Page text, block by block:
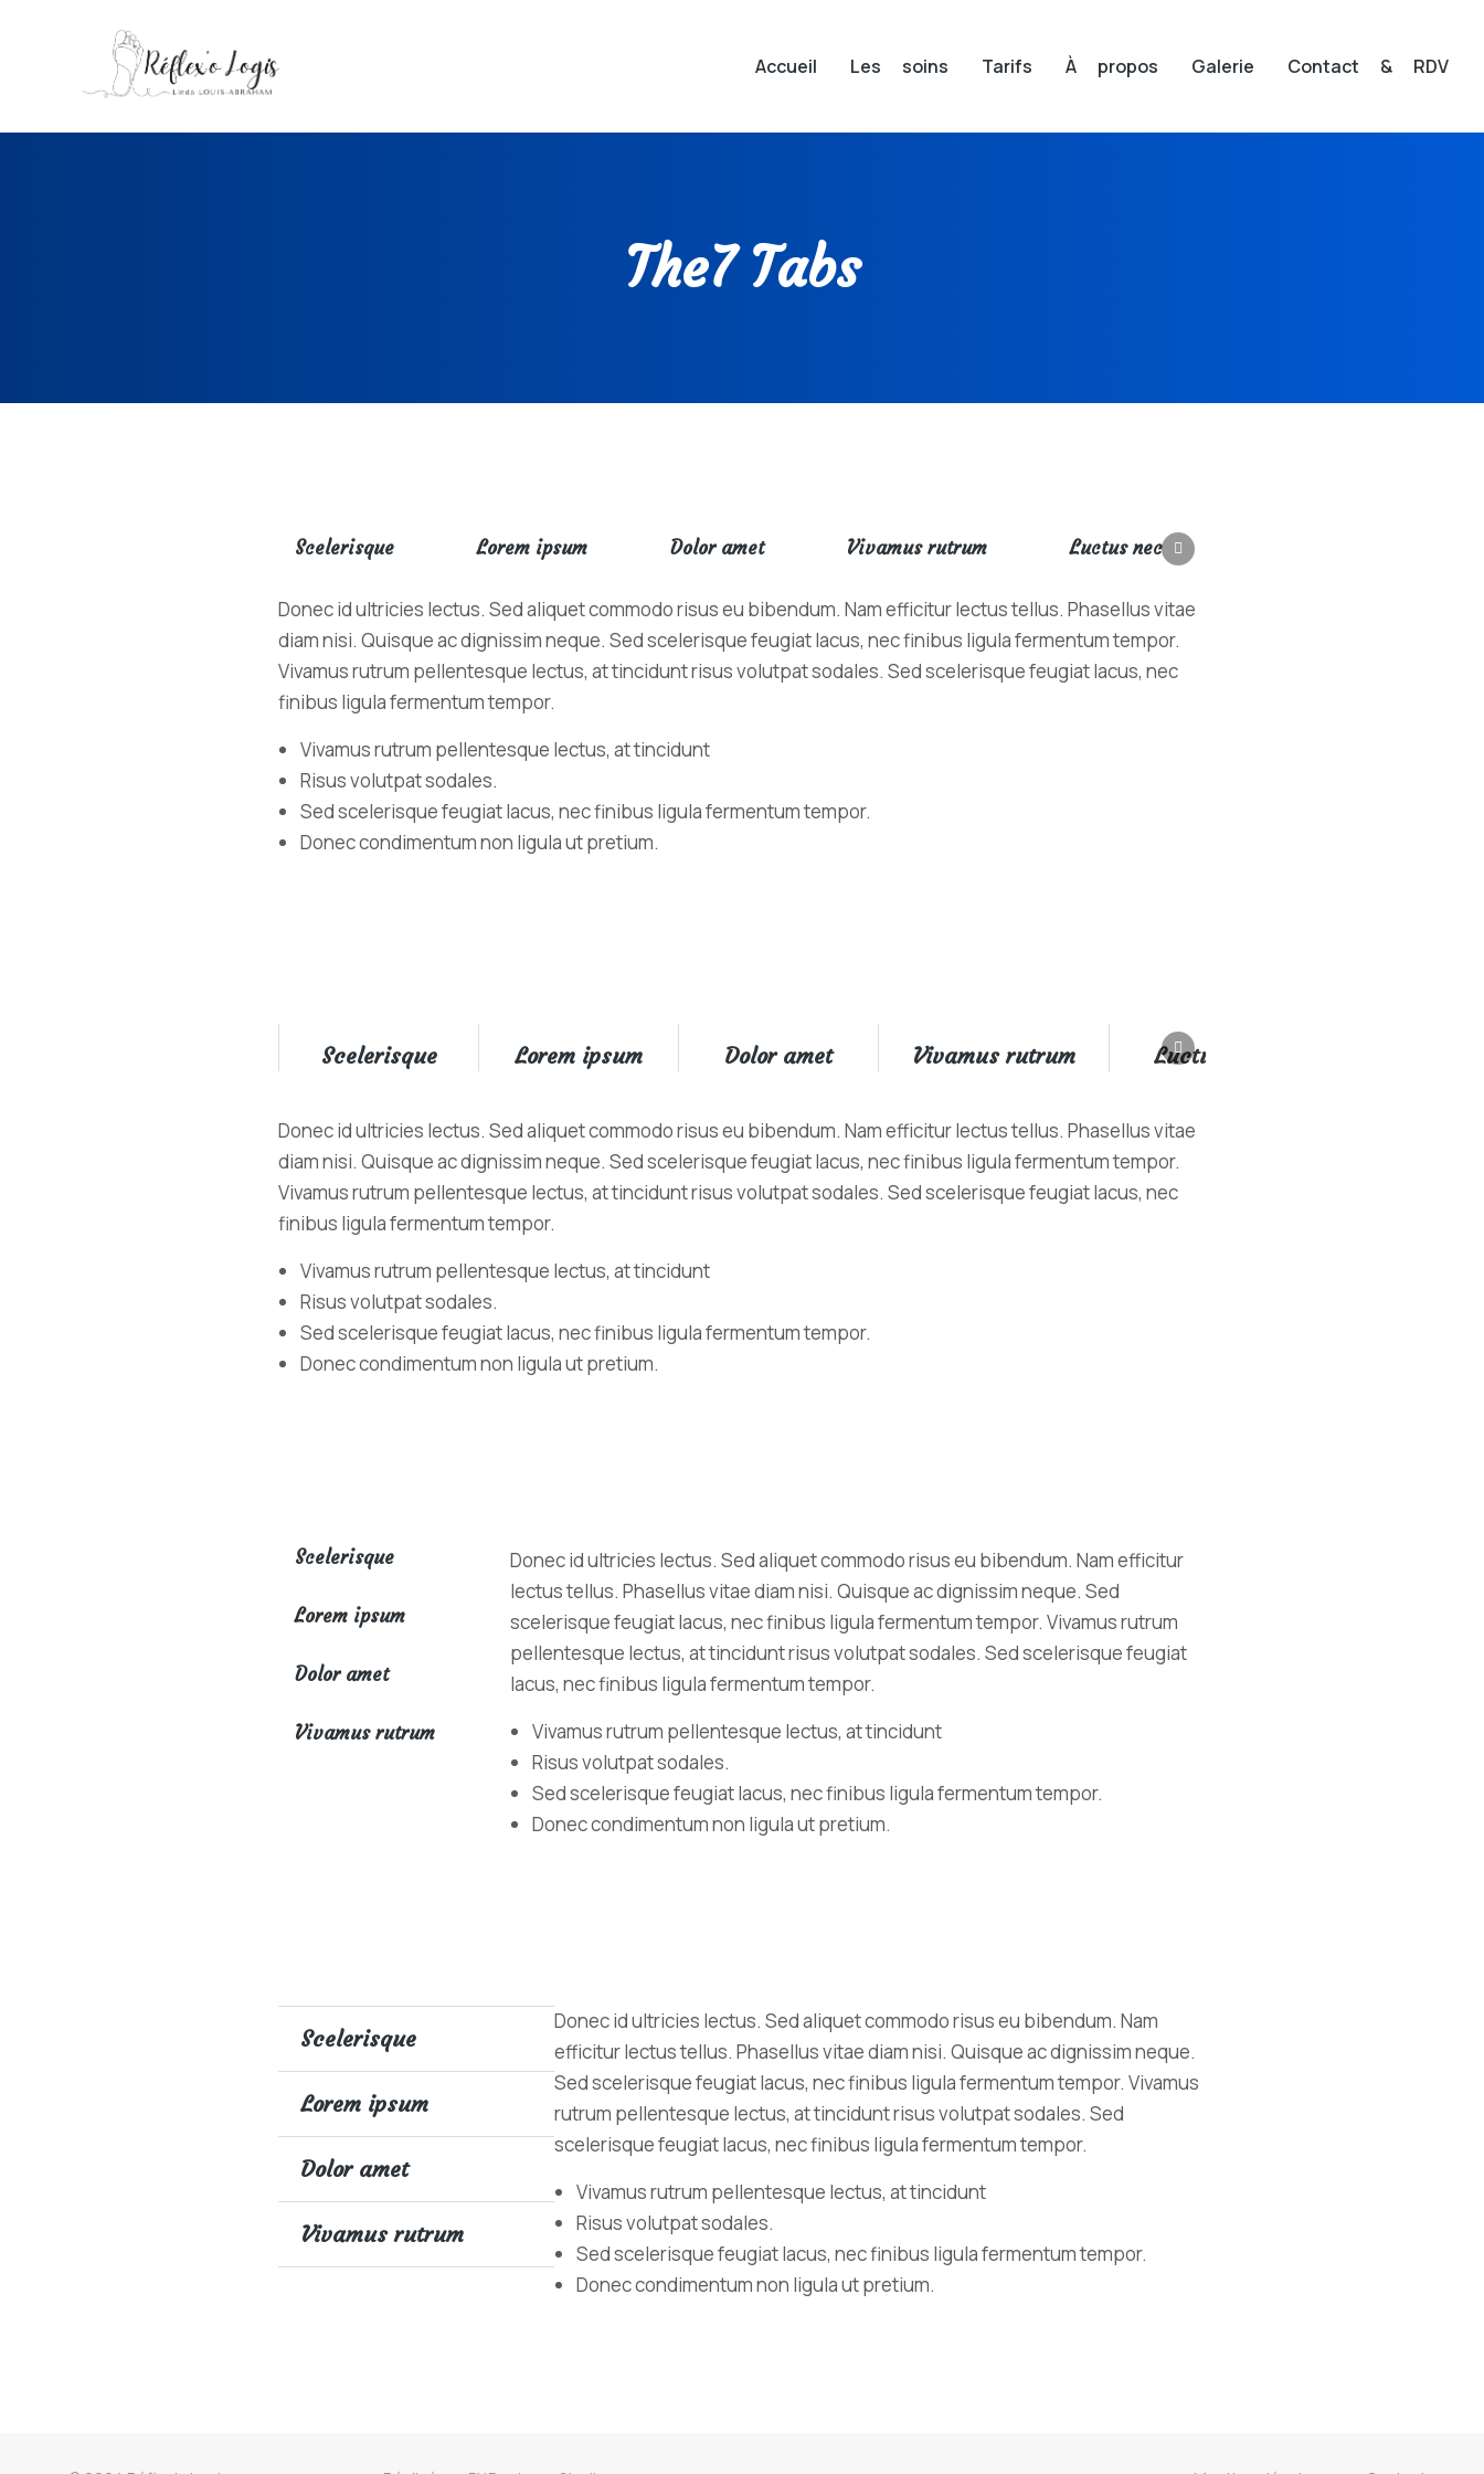
Accueil Les soins Tarifs À propos Galerie Contact & RDV
The7 Tabs
Scelerisque Lorem ipsum Dolor amet Vivamus rutrum Luctus nec
Donec id ultricies lectus. Sed aliquet commodo risus eu bibendum. Nam efficitur lectus tellus. Phasellus vitae
diam nisi. Quisque ac dignissim neque. Sed scelerisque feugiat lacus, nec finibus ligula fermentum tempor.
Vivamus rutrum pellentesque lectus, at tincidunt risus volutpat sodales. Sed scelerisque feugiat lacus, nec
finibus ligula fermentum tempor.
Vivamus rutrum pellentesque lectus, at tincidunt
Risus volutpat sodales.
Sed scelerisque feugiat lacus, nec finibus ligula fermentum tempor.
Donec condimentum non ligula ut pretium.
Scelerisque Lorem ipsum Dolor amet Vivamus rutrum Luctus nec
Donec id ultricies lectus. Sed aliquet commodo risus eu bibendum. Nam efficitur lectus tellus. Phasellus vitae
diam nisi. Quisque ac dignissim neque. Sed scelerisque feugiat lacus, nec finibus ligula fermentum tempor.
Vivamus rutrum pellentesque lectus, at tincidunt risus volutpat sodales. Sed scelerisque feugiat lacus, nec
finibus ligula fermentum tempor.
Vivamus rutrum pellentesque lectus, at tincidunt
Risus volutpat sodales.
Sed scelerisque feugiat lacus, nec finibus ligula fermentum tempor.
Donec condimentum non ligula ut pretium.
Scelerisque
Lorem ipsum
Dolor amet
Vivamus rutrum
Donec id ultricies lectus. Sed aliquet commodo risus eu bibendum. Nam efficitur
lectus tellus. Phasellus vitae diam nisi. Quisque ac dignissim neque. Sed
scelerisque feugiat lacus, nec finibus ligula fermentum tempor. Vivamus rutrum
pellentesque lectus, at tincidunt risus volutpat sodales. Sed scelerisque feugiat
lacus, nec finibus ligula fermentum tempor.
Vivamus rutrum pellentesque lectus, at tincidunt
Risus volutpat sodales.
Sed scelerisque feugiat lacus, nec finibus ligula fermentum tempor.
Donec condimentum non ligula ut pretium.
Scelerisque
Lorem ipsum
Dolor amet
Vivamus rutrum
Donec id ultricies lectus. Sed aliquet commodo risus eu bibendum. Nam
efficitur lectus tellus. Phasellus vitae diam nisi. Quisque ac dignissim neque.
Sed scelerisque feugiat lacus, nec finibus ligula fermentum tempor. Vivamus
rutrum pellentesque lectus, at tincidunt risus volutpat sodales. Sed
scelerisque feugiat lacus, nec finibus ligula fermentum tempor.
Vivamus rutrum pellentesque lectus, at tincidunt
Risus volutpat sodales.
Sed scelerisque feugiat lacus, nec finibus ligula fermentum tempor.
Donec condimentum non ligula ut pretium.